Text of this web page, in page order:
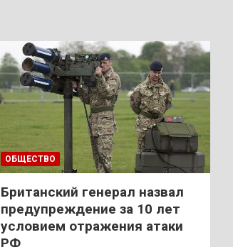
ОБЩЕСТВО
Британский генерал назвал
предупреждение за 10 лет
условием отражения атаки
РФ